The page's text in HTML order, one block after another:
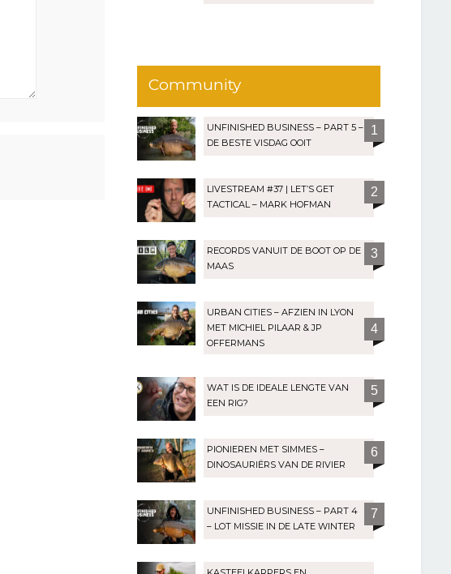
Community
UNFINISHED BUSINESS – PART 5 –
DE BESTE VISDAG OOIT
1
LIVESTREAM #37 | LET’S GET
TACTICAL – MARK HOFMAN
2
RECORDS VANUIT DE BOOT OP DE
MAAS
3
URBAN CITIES – AFZIEN IN LYON
MET MICHIEL PILAAR & JP
OFFERMANS
4
WAT IS DE IDEALE LENGTE VAN
EEN RIG?
5
PIONIEREN MET SIMMES –
DINOSAURIËRS VAN DE RIVIER
6
UNFINISHED BUSINESS – PART 4
– LOT MISSIE IN DE LATE WINTER
7